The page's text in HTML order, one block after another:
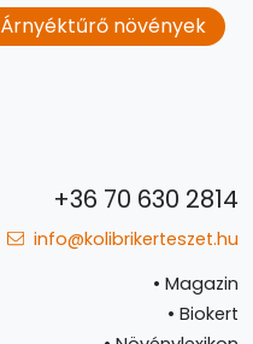
Árnyéktűrő növények
+36 70 630 2814
info@kolibrikerteszet.hu
• Magazin
• Biokert